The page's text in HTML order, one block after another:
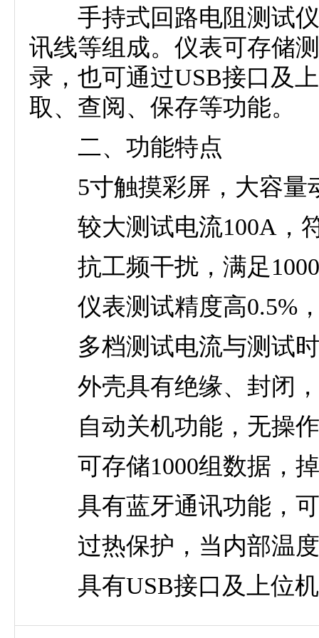
手持式回路电阻测试仪
讯线等组成。仪表可存储
录，也可通过USB接口及
取、查阅、保存等功能。
二、功能特点
5寸触摸彩屏，大容量
较大测试电流100A，符
抗工频干扰，满足
仪表测试精度高0.5%，
多档测试电流与测试时
外壳具有绝缘、封闭，
自动关机功能，无操作
可存储1000组数据，掉
具有蓝牙通讯功能，可
过热保护，当内部温度
具有USB接口及上位机